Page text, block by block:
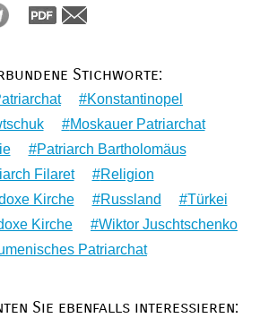
Stichworte:
Konstantinopel
Moskauer Patriarchat
Patriarch Bartholomäus
Filaret
Religion
Kirche
Russland
Türkei
Kirche
Wiktor Juschtschenko
Patriarchat
Sie ebenfalls interessieren: